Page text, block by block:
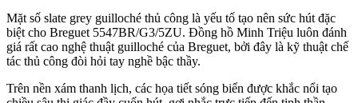
Mặt số slate grey guilloché thủ công là yếu tố tạo nên sức hút đặc
biệt cho Breguet 5547BR/G3/5ZU. Đồng hồ Minh Triệu luôn đánh
giá rất cao nghệ thuật guilloché của Breguet, bởi đây là kỹ thuật chế
tác thủ công đòi hỏi tay nghề bậc thầy.
Trên nền xám thanh lịch, các họa tiết sóng biển được khắc nổi tạo